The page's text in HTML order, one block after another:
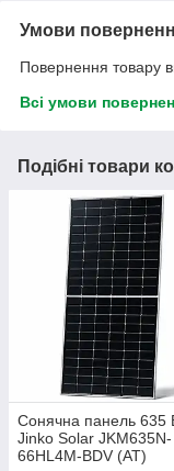
Умови
Повернення товару
Всі умови
Подібні товари
Сонячна панель 635
Jinko Solar JKM635N-
66HL4M-BDV (АТ)